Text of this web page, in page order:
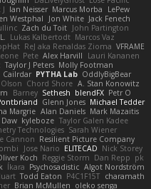
Ian Neisser Marcus Morba
LePew
Westphal Jon White Jack Fenech
Zach du Toit John Partington
Lukas Kalbertodt Marcos Vaz
ReJ aka Renaldas Zioma VFRAME
Pete Alex Harvill
Lauri Kananen
Taylor J Peters Molly Footman
Cailrdar PYTHA Lab OddlyBigBear
Chord Shore A. Stan Konowitz
Barney Sethesh blendFX Petr O
Glenn Jones Michael Tedder
Margrie Alan Daniels Mark Mazaitis
kyleboze Taylor Galen Kadee
Technologies Sarah Wiener
Cannon Resilient Picture Company
Jose Nario ELITECAD Nick Storey
Koch Reggie Storm Dan Repp pk
Íkara Psychosadistic Algot Nordström
Todd Eaton P4C1F15T charamath
Brian McMullen oleko senga